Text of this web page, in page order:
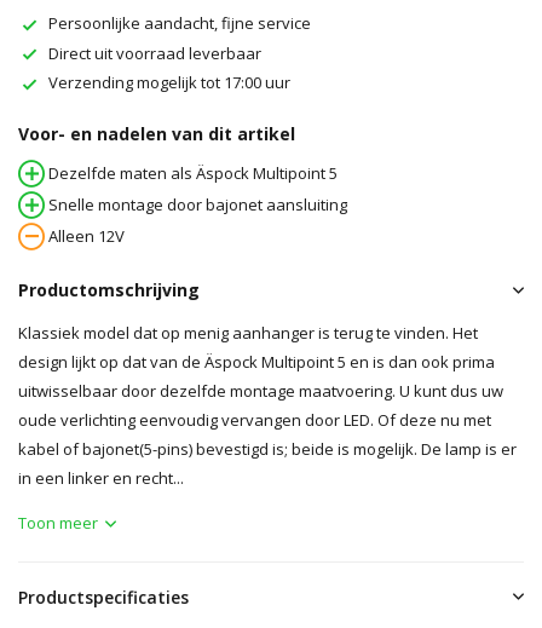
Persoonlijke aandacht, fijne service
Direct uit voorraad leverbaar
Verzending mogelijk tot 17:00 uur
Voor- en nadelen van dit artikel
Dezelfde maten als Äspock Multipoint 5
Snelle montage door bajonet aansluiting
Alleen 12V
Productomschrijving
Klassiek model dat op menig aanhanger is terug te vinden. Het
design lijkt op dat van de Äspock Multipoint 5 en is dan ook prima
uitwisselbaar door dezelfde montage maatvoering. U kunt dus uw
oude verlichting eenvoudig vervangen door LED. Of deze nu met
kabel of bajonet(5-pins) bevestigd is; beide is mogelijk. De lamp is er
in een linker en recht...
Toon meer
Productspecificaties